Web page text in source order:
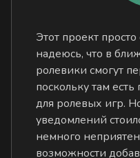
Этот проект
надеюсь, что в
ролевики смогут
поскольку там
для ролевых игр.
уведомлений
немного
возможности